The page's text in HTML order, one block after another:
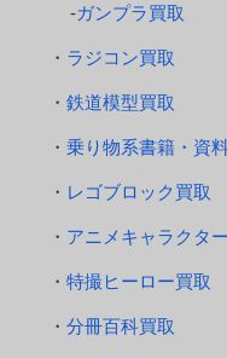
ガンプラ買取
ラジコン買取
鉄道模型買取
乗り物系書籍・資
レゴブロック買取
アニメキャラクタ
特撮ヒーロー買取
分冊百科買取